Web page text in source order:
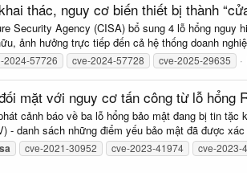
thác, nguy cơ biến thiết bị thành
Security Agency (CISA) bổ sung 4 lỗ hổng
ảnh hưởng trực tiếp đến cả hệ thống doanh
2024-57726 cve-2024-57728 cve-2025-29635
mặt với nguy cơ tấn công từ lỗ hổng
cảnh báo về ba lỗ hổng bảo mật đang bị tin
- danh sách những điểm yếu bảo mật đã được
cve-2021-30952 cve-2023-41974 cve-2023-